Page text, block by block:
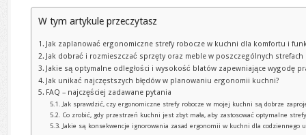
W tym artykule przeczytasz
Jak zaplanować ergonomiczne strefy robocze w kuchni dla komfortu i
Jak dobrać i rozmieszczać sprzęty oraz meble w poszczególnych strefach
Jakie są optymalne odległości i wysokość blatów zapewniające wygodę
Jak unikać najczęstszych błędów w planowaniu ergonomii kuchni?
FAQ – najczęściej zadawane pytania
Jak sprawdzić, czy ergonomiczne strefy robocze w mojej kuchni są dobrze
Co zrobić, gdy przestrzeń kuchni jest zbyt mała, aby zastosować optymalne
Jakie są konsekwencje ignorowania zasad ergonomii w kuchni dla codziennego